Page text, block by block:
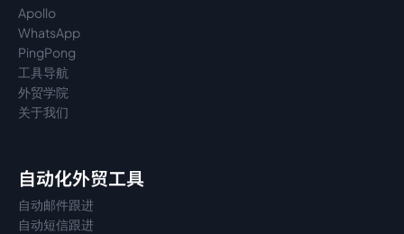
Apollo
WhatsApp
PingPong
工具导航
外贸学院
关于我们
自动化外贸工具
自动邮件跟进
自动短信跟进